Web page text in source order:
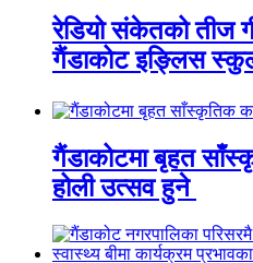
रेडियो संकेतको तीज
गैंडाकोट इङ्लिस
गैंडाकोटमा बृहत
होली उत्सव हुने